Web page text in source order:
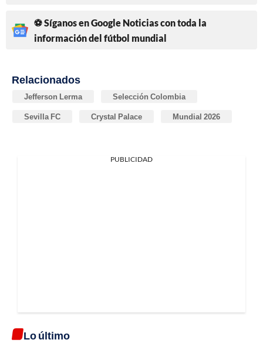
⚽ Síganos en Google Noticias con toda la
información del fútbol mundial
Relacionados
Jefferson Lerma Selección Colombia
Sevilla FC Crystal Palace Mundial 2026
PUBLICIDAD
Lo último